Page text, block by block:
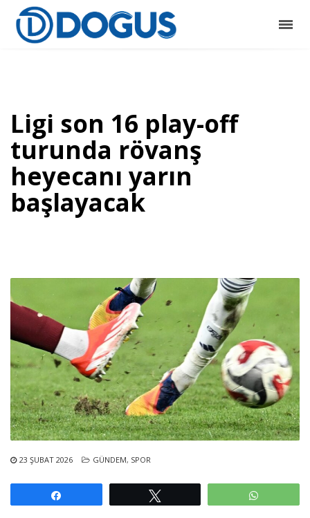
Ligi son 16 play-off
turunda rövanş
heyecanı yarın
başlayacak
23 ŞUBAT 2026 GÜNDEM, SPOR